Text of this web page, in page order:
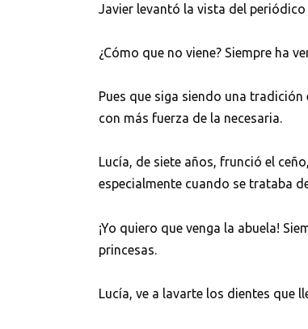
Javier levantó la vista del
¿Cómo que no viene? Siempre ha
Pues que siga siendo una
con más fuerza de la necesaria.
Lucía, de siete años, frunció el
especialmente cuando se trataba
¡Yo quiero que venga la abuela!
princesas.
Lucía, ve a lavarte los dientes que